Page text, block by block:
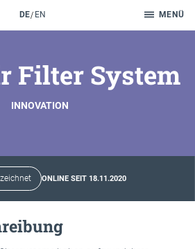
DE EN MENÜ
Filter System
INNOVATION
ONLINE SEIT 18.11.2020